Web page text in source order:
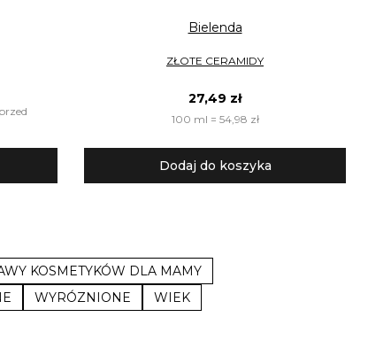
Bielenda
ZŁOTE CERAMIDY
27,49 zł
100 ml = 54,98 zł
Dodaj do koszyka
KOSMETYKÓW DLA MAMY
WYRÓZNIONE WIEK